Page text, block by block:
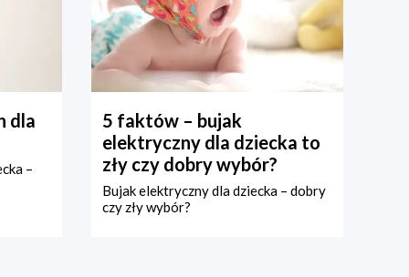
dla
–
5 faktów – bujak
elektryczny dla dziecka to
zły czy dobry wybór?
Bujak elektryczny dla dziecka – dobry
czy zły wybór?